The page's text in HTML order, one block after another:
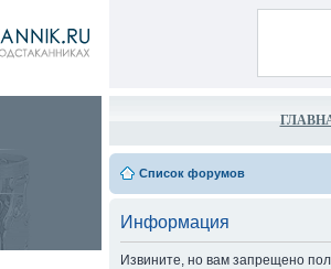
Список форумов
Информация
Извините, но вам запрещено